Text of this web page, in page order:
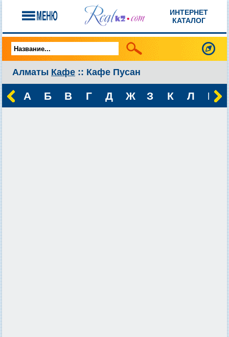
ИНТЕРНЕТ
КАТАЛОГ
Алматы Кафе :: Кафе Пусан
А Б В Г Д Ж З К Л М